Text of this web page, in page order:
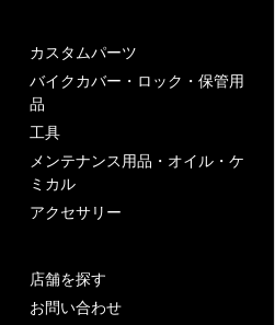
カスタムパーツ
バイクカバー・ロック・保管用
品
工具
メンテナンス用品・オイル・ケ
ミカル
アクセサリー
店舗を探す
お問い合わせ